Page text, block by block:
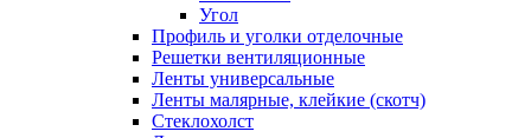
Угол
Профиль и уголки отделочные
Решетки вентиляционные
Ленты универсальные
Ленты малярные, клейкие (скотч)
Стеклохолст